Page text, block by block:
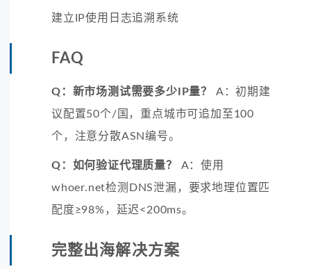
建立IP使用日志追溯系统
FAQ
Q：新市场测试需要多少IP量？
A：初期建
议配置50个/国，重点城市可追加至100
个，注意分散ASN编号。
Q：如何验证代理质量？
A：使用
whoer.net检测DNS泄漏，要求地理位置匹
配度≥98%，延迟<200ms。
完整出海解决方案